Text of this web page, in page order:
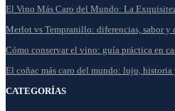
El Vino Más Caro del Mundo: La
Merlot vs Tempranillo: diferencias, sabor y
Cómo conservar el vino: guía práctica en
El coñac más caro del mundo: lujo, historia
CATEGORÍAS